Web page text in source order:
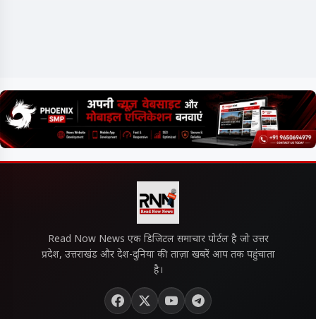
Read Now News एक डिजिटल समाचार पोर्टल है जो उत्तर
प्रदेश, उत्तराखंड और देश-दुनिया की ताज़ा खबरें आप तक पहुंचाता
है।